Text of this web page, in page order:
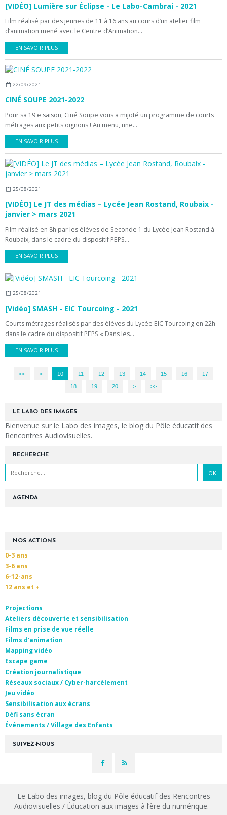
[VIDÉO] Lumière sur Éclipse - Le Labo-Cambrai - 2021
Film réalisé par des jeunes de 11 à 16 ans au cours d’un atelier film
d’animation mené avec le Centre d’Animation...
EN SAVOIR PLUS
22/09/2021
CINÉ SOUPE 2021-2022
Pour sa 19 e saison, Ciné Soupe vous a mijoté un programme de courts
métrages aux petits oignons ! Au menu, une...
EN SAVOIR PLUS
25/08/2021
[VIDÉO] Le JT des médias – Lycée Jean Rostand, Roubaix -
janvier > mars 2021
Film réalisé en 8h par les élèves de Seconde 1 du Lycée Jean Rostand à
Roubaix, dans le cadre du dispositif PEPS...
EN SAVOIR PLUS
25/08/2021
[Vidéo] SMASH - EIC Tourcoing - 2021
Courts métrages réalisés par des élèves du Lycée EIC Tourcoing en 22h
dans le cadre du dispositif PEPS « Dans les...
EN SAVOIR PLUS
<< < 10 11 12 13 14 15 16 17
18 19 20 > >>
SUIVEZ-NOUS
RECHERCHE
LE LABO DES IMAGES
Bienvenue sur le Labo des images, le blog du Pôle éducatif des
Rencontres Audiovisuelles.
NOS ACTIONS
0-3 ans
3-6 ans
6-12-ans
12 ans et +
Projections
Ateliers découverte et sensibilisation
Films en prise de vue réelle
Films d’animation
Mapping vidéo
Escape game
Création journalistique
Réseaux sociaux / Cyber-harcèlement
Jeu vidéo
Sensibilisation aux écrans
Défi sans écran
Événements / Village des Enfants
AGENDA
Le Labo des images, blog du Pôle éducatif des Rencontres
Audiovisuelles / Éducation aux images à l’ère du numérique.